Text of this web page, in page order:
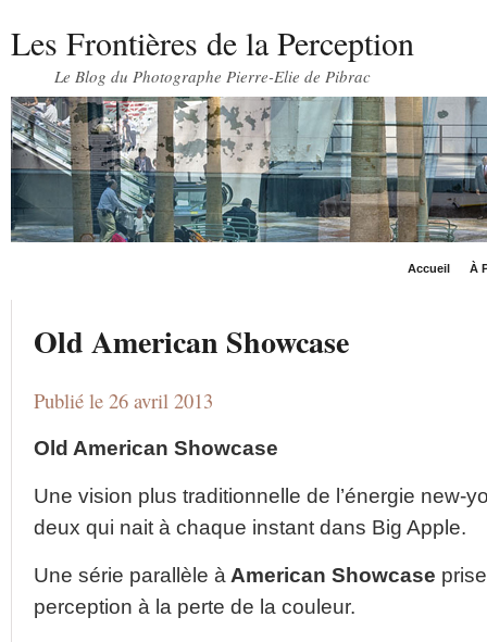
Les Frontières de la Perception
Le Blog du Photographe Pierre-Elie de Pibrac
Accueil À
Old American Showcase
Publié le 26 avril 2013
Old American Showcase
Une vision plus traditionnelle de l’énergie new-
deux qui nait à chaque instant dans Big Apple.
Une série parallèle à American Showcase
perception à la perte de la couleur.